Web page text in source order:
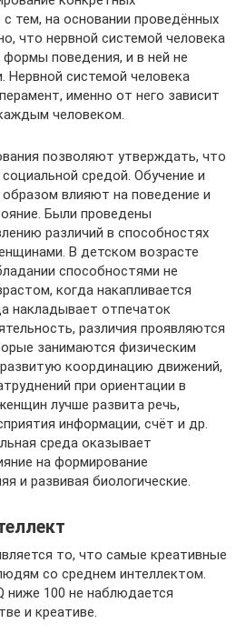
тем, на основании проведённых
что нервной системой человека
поведения, и в ней не
системой человека
именно от него зависит
человеком.
позволяют утверждать, что
средой. Обучение и
влияют на поведение и
Были проведены
различий в способностях
В детском возрасте
способностями не
когда накапливается
накладывает отпечаток
различия проявляются
занимаются физическим
координацию движений,
при ориентации в
лучше развита речь,
информации, счёт и др.
среда оказывает
на формирование
и развивая биологические.
то, что самые креативные
со среднем интеллектом.
ниже 100 не наблюдается
и креативе.